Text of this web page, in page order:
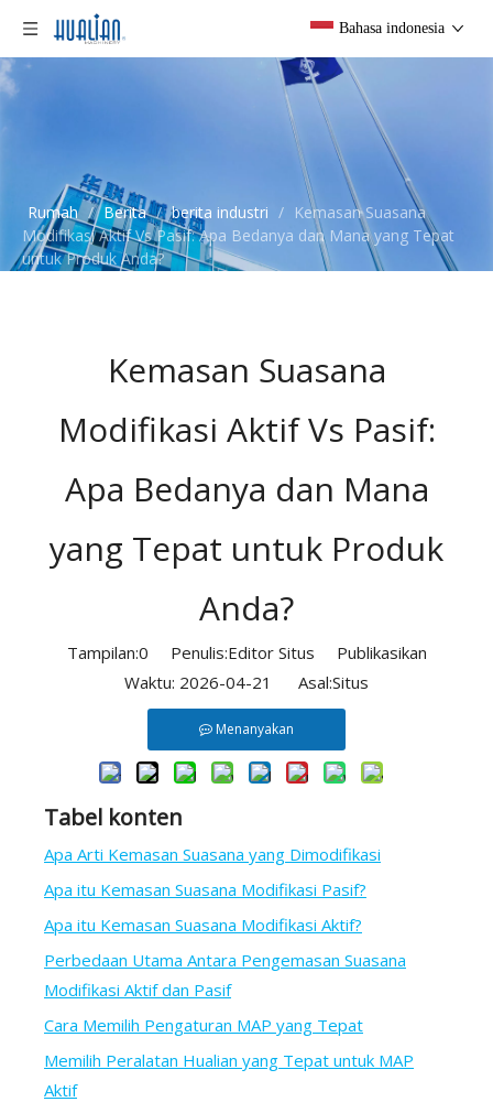
Bahasa indonesia
Rumah / Berita / berita industri / Kemasan Suasana
Modifikasi Aktif Vs Pasif: Apa Bedanya dan Mana yang Tepat
untuk Produk Anda?
Kemasan Suasana
Modifikasi Aktif Vs Pasif:
Apa Bedanya dan Mana
yang Tepat untuk Produk
Anda?
Tampilan:0 Penulis:Editor Situs Publikasikan
Waktu: 2026-04-21 Asal:Situs
Menanyakan
Tabel konten
Apa Arti Kemasan Suasana yang Dimodifikasi
Apa itu Kemasan Suasana Modifikasi Pasif?
Apa itu Kemasan Suasana Modifikasi Aktif?
Perbedaan Utama Antara Pengemasan Suasana
Modifikasi Aktif dan Pasif
Cara Memilih Pengaturan MAP yang Tepat
Memilih Peralatan Hualian yang Tepat untuk MAP
Aktif